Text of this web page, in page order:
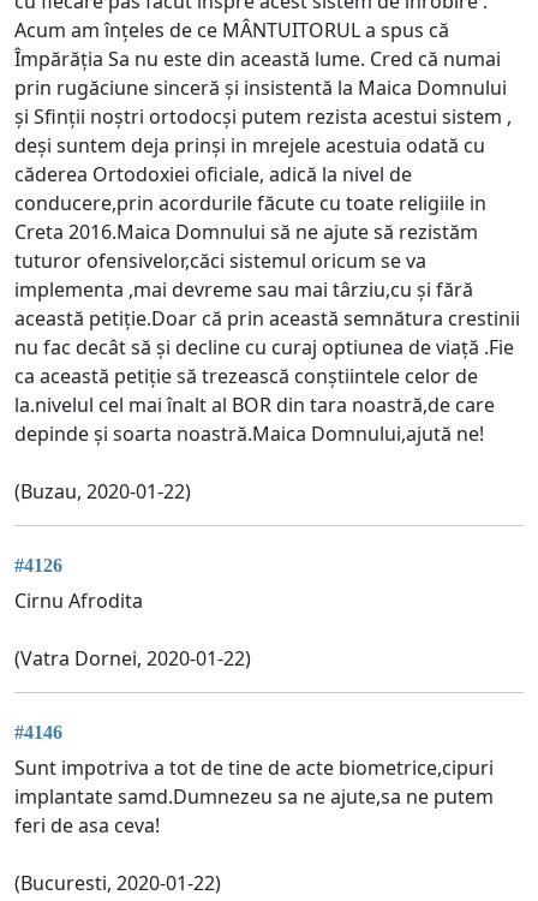
Acum am înțeles de ce MÂNTUITORUL a spus că
Împărăția Sa nu este din această lume. Cred că numai
prin rugăciune sinceră și insistentă la Maica Domnului
și Sfinții noștri ortodocși putem rezista acestui sistem ,
deși suntem deja prinși in mrejele acestuia odată cu
căderea Ortodoxiei oficiale, adică la nivel de
conducere,prin acordurile făcute cu toate religiile in
Creta 2016.Maica Domnului să ne ajute să rezistăm
tuturor ofensivelor,căci sistemul oricum se va
implementa ,mai devreme sau mai târziu,cu și fără
această petiție.Doar că prin această semnătura crestinii
nu fac decât să și decline cu curaj optiunea de viață .Fie
ca această petiție să trezească conștiintele celor de
la.nivelul cel mai înalt al BOR din tara noastră,de care
depinde și soarta noastră.Maica Domnului,ajută ne!
(Buzau, 2020-01-22)
#4126
Cirnu Afrodita
(Vatra Dornei, 2020-01-22)
#4146
Sunt impotriva a tot de tine de acte biometrice,cipuri
implantate samd.Dumnezeu sa ne ajute,sa ne putem
feri de asa ceva!
(Bucuresti, 2020-01-22)